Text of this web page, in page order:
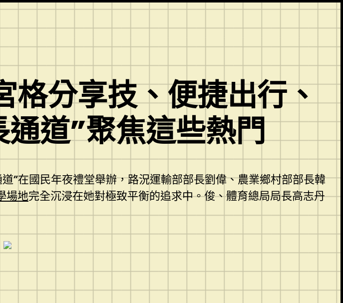
格分享技、便捷出行、
道”聚焦這些熱門
”在國民年夜禮堂舉辦，路況運輸部部長劉偉、農業鄉村部部長韓
場地完全沉浸在她對極致平衡的追求中。俊、體育總局局長高志丹